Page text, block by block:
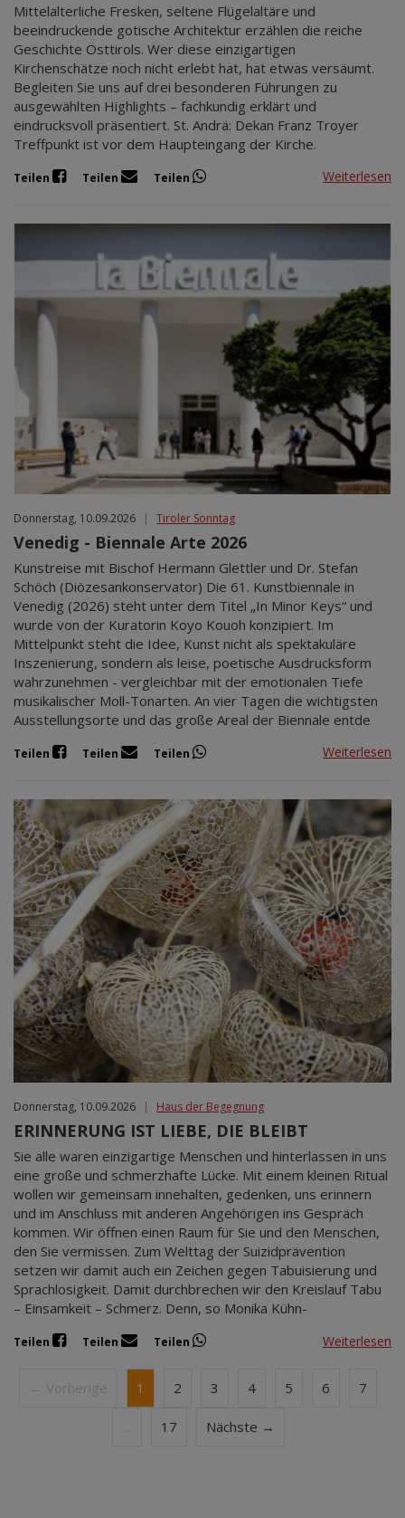
Mittelalterliche Fresken, seltene Flügelaltäre und
beeindruckende gotische Architektur erzählen die reiche
Geschichte Osttirols. Wer diese einzigartigen
Kirchenschätze noch nicht erlebt hat, hat etwas versäumt.
Begleiten Sie uns auf drei besonderen Führungen zu
ausgewählten Highlights – fachkundig erklärt und
eindrucksvoll präsentiert. St. Andrä: Dekan Franz Troyer
Treffpunkt ist vor dem Haupteingang der Kirche.
Teilen Teilen Teilen Weiterlesen
Donnerstag, 10.09.2026 | Tiroler Sonntag
Venedig - Biennale Arte 2026
Kunstreise mit Bischof Hermann Glettler und Dr. Stefan
Schöch (Diözesankonservator) Die 61. Kunstbiennale in
Venedig (2026) steht unter dem Titel „In Minor Keys“ und
wurde von der Kuratorin Koyo Kouoh konzipiert. Im
Mittelpunkt steht die Idee, Kunst nicht als spektakuläre
Inszenierung, sondern als leise, poetische Ausdrucksform
wahrzunehmen - vergleichbar mit der emotionalen Tiefe
musikalischer Moll-Tonarten. An vier Tagen die wichtigsten
Ausstellungsorte und das große Areal der Biennale entde
Teilen Teilen Teilen Weiterlesen
Donnerstag, 10.09.2026 | Haus der Begegnung
ERINNERUNG IST LIEBE, DIE BLEIBT
Sie alle waren einzigartige Menschen und hinterlassen in uns
eine große und schmerzhafte Lücke. Mit einem kleinen Ritual
wollen wir gemeinsam innehalten, gedenken, uns erinnern
und im Anschluss mit anderen Angehörigen ins Gespräch
kommen. Wir öffnen einen Raum für Sie und den Menschen,
den Sie vermissen. Zum Welttag der Suizidprävention
setzen wir damit auch ein Zeichen gegen Tabuisierung und
Sprachlosigkeit. Damit durchbrechen wir den Kreislauf Tabu
– Einsamkeit – Schmerz. Denn, so Monika Kühn-
Teilen Teilen Teilen Weiterlesen
← Vorherige 1 2 3 4 5 6 7
17 Nächste →